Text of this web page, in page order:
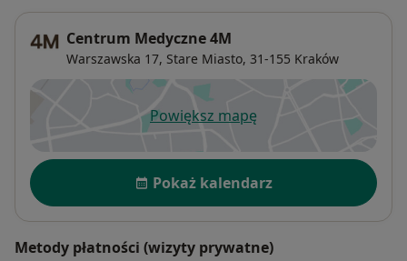
Centrum Medyczne 4M
Warszawska 17, Stare Miasto, 31-155 Kraków
Powiększ mapęotwiera się w nowej karcie
Dostępność
Pokaż kalendarz
Metody płatności (wizyty prywatne)